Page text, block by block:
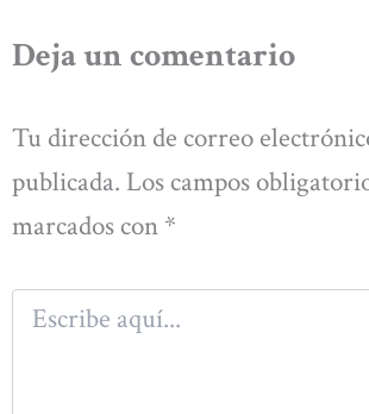
Deja un comentario
Tu dirección de correo
publicada. Los campos
marcados con *
Escribe
aquí...